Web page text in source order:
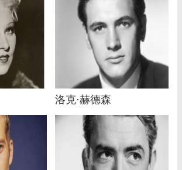
洛克·赫德森